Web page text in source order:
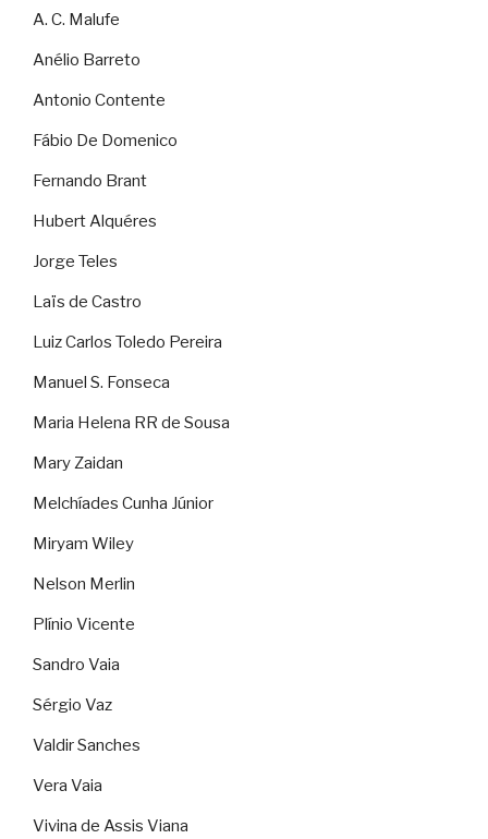
A. C. Malufe
Anélio Barreto
Antonio Contente
Fábio De Domenico
Fernando Brant
Hubert Alquéres
Jorge Teles
Laïs de Castro
Luiz Carlos Toledo Pereira
Manuel S. Fonseca
Maria Helena RR de Sousa
Mary Zaidan
Melchíades Cunha Júnior
Miryam Wiley
Nelson Merlin
Plínio Vicente
Sandro Vaia
Sérgio Vaz
Valdir Sanches
Vera Vaia
Vivina de Assis Viana